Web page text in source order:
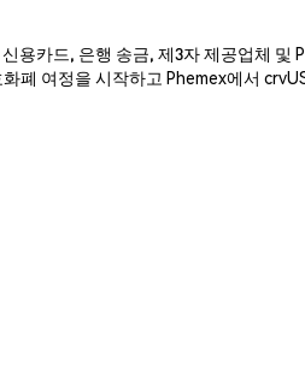
용카드, 은행 송금, 제3자 제공업체 및
폐 여정을 시작하고 Phemex에서